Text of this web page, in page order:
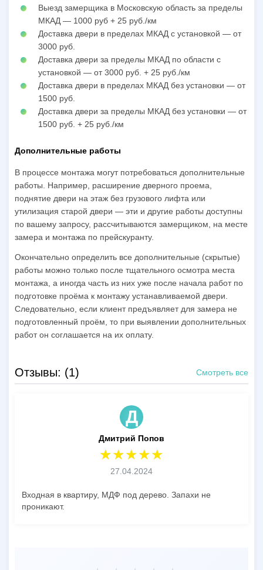
Выезд замерщика в Московскую область за пределы
МКАД — 1000 руб + 25 руб./км
Доставка двери в пределах МКАД с установкой — от
3000 руб.
Доставка двери за пределы МКАД по области с
установкой — от 3000 руб. + 25 руб./км
Доставка двери в пределах МКАД без установки — от
1500 руб.
Доставка двери за пределы МКАД без установки — от
1500 руб. + 25 руб./км
Дополнительные работы
В процессе монтажа могут потребоваться дополнительные
работы. Например, расширение дверного проема,
поднятие двери на этаж без грузового лифта или
утилизация старой двери — эти и другие работы доступны
по вашему запросу, рассчитываются замерщиком, на месте
замера и монтажа по прейскуранту.
Окончательно определить все дополнительные (скрытые)
работы можно только после тщательного осмотра места
монтажа, а иногда часть из них уже после начала работ по
подготовке проёма к монтажу устанавливаемой двери.
Следовательно, если клиент предъявляет для замера не
подготовленный проём, то при выявлении дополнительных
работ он соглашается на их оплату.
Отзывы: (1) Смотреть все
Д
Дмитрий Попов
27.04.2024
Входная в квартиру, МДФ под дерево. Запахи не
проникают.